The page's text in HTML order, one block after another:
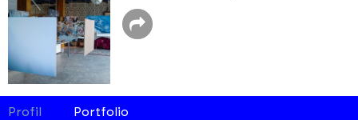
Profil Portfolio